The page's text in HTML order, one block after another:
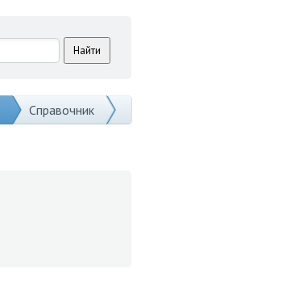
Справочник